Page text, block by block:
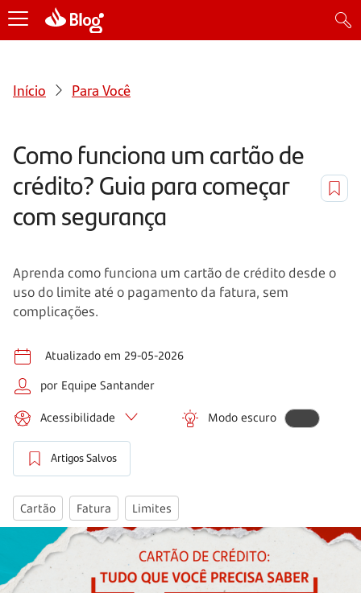
Início Para Você
Como funciona um cartão de
crédito? Guia para começar
com segurança
Aprenda como funciona um cartão de crédito desde o
uso do limite até o pagamento da fatura, sem
complicações.
Atualizado em 29-05-2026
por Equipe Santander
Acessibilidade Modo escuro
Artigos Salvos
Cartão Fatura Limites